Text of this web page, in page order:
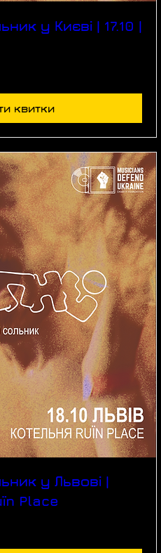
у Києві | 17.10 |
квитки
у Львові |
Place